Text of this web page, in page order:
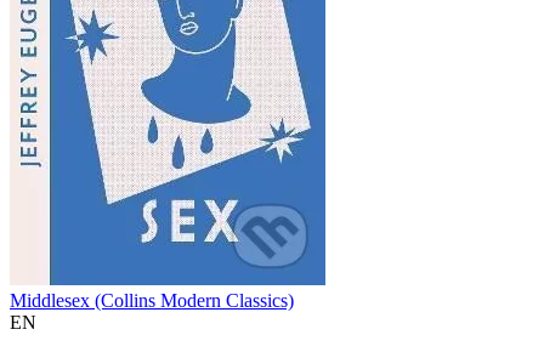
Middlesex (Collins Modern Classics)
EN